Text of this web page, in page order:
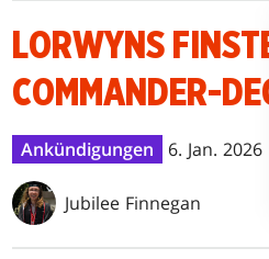
LORWYNS
COMMANDER-
Ankündigungen 6. Jan. 2026
Jubilee Finnegan